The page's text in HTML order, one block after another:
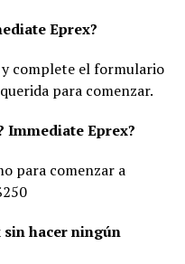
Eprex?
y complete el formulario
para comenzar.
Immediate Eprex?
para comenzar a
hacer ningún